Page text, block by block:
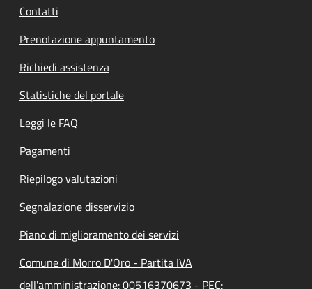
Contatti
Prenotazione appuntamento
Richiedi assistenza
Statistiche del portale
Leggi le FAQ
Pagamenti
Riepilogo valutazioni
Segnalazione disservizio
Piano di miglioramento dei servizi
Comune di Morro D'Oro - Partita IVA
dell'amministrazione: 00516370673 - PEC: